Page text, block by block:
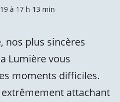
à 17 h 13 min
nos plus sincères
Lumière vous
moments difficiles.
attachant